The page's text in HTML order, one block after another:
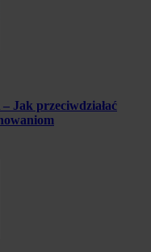
Jak przeciwdziałać